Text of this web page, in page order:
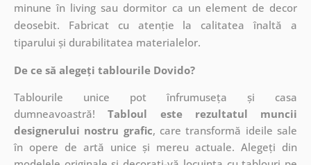
minune în living sau dormitor ca un element de decor
deosebit. Fabricat cu atenție la calitatea înaltă a
tiparului și durabilitatea materialelor.
De ce să alegeți tablourile Dovido?
Tablourile unice pot înfrumuseța și casa
dumneavoastră!Tabloul este rezultatul muncii
designerului nostru grafic, caretransformă ideile sale
în opere de artă unice și mereu actuale. Alegeți din